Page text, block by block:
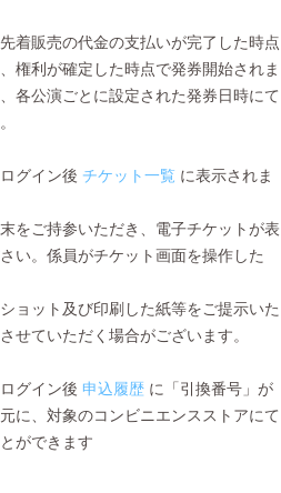
着販売の代金の支払いが完了した時点
権利が確定した時点で発券開始されま
各公演ごとに設定された発券日時にて
グイン後 チケット一覧 に表示されま
をご持参いただき、電子チケットが表
い。係員がチケット画面を操作した
ョット及び印刷した紙等をご提示いた
せていただく場合がございます。
グイン後 申込履歴 に「引換番号」が
に、対象のコンビニエンスストアにて
ができます